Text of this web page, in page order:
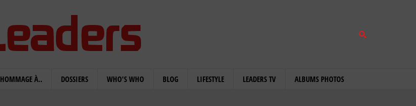
HOMMAGE À.. DOSSIERS WHO'S WHO BLOG LIFESTYLE LEADERS TV ALBUMS PHOTOS